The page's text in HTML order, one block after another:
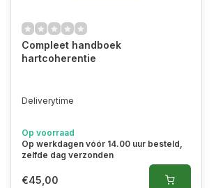
Compleet handboek
hartcoherentie
Deliverytime
Op voorraad
Op werkdagen vóór 14.00 uur besteld,
zelfde dag verzonden
€45,00